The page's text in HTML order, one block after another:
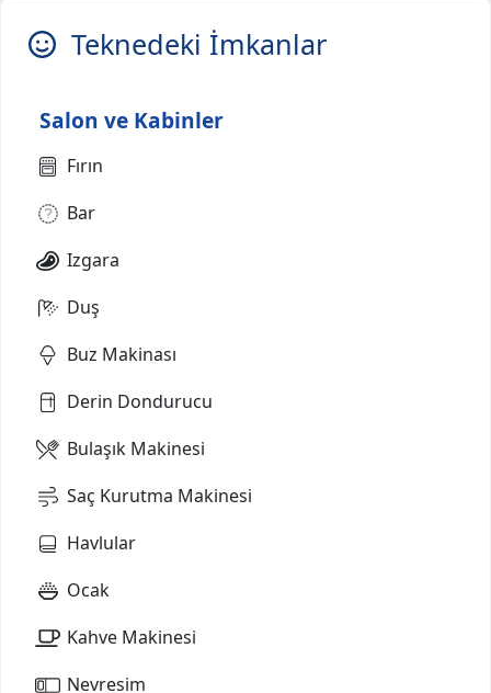
Teknedeki İmkanlar
Salon ve Kabinler
Fırın
Bar
Izgara
Duş
Buz Makinası
Derin Dondurucu
Bulaşık Makinesi
Saç Kurutma Makinesi
Havlular
Ocak
Kahve Makinesi
Nevresim